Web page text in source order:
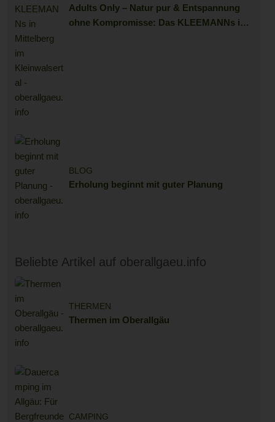
Adults Only – Natur pur & Entspannung
ohne Kompromisse: Das KLEEMANNs in
BLOG
Erholung beginnt mit guter Planung
Beliebte Artikel auf oberallgaeu.info
THERMEN
Thermen im Oberallgäu
CAMPING